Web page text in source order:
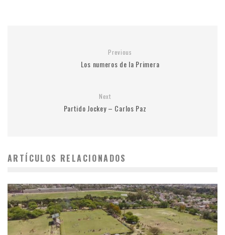
Previous
Los numeros de la Primera
Next
Partido Jockey – Carlos Paz
ARTÍCULOS RELACIONADOS